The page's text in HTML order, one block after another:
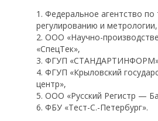
Федеральное агентство по
регулированию и метрологии,
ООО «Научно-
«СпецТек»,
ФГУП
ФГУП «Крыловский
центр»,
ООО «Русский Регистр —
ФБУ «Тест-С.-Петербург».